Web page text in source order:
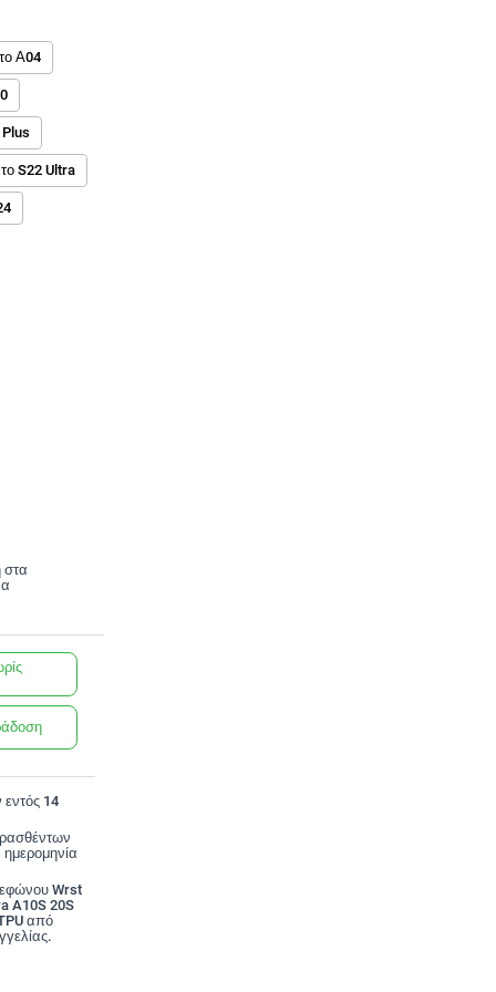
Α04
Plus
το S22 Ultra
στα
14
Wrst
A10S 20S
από